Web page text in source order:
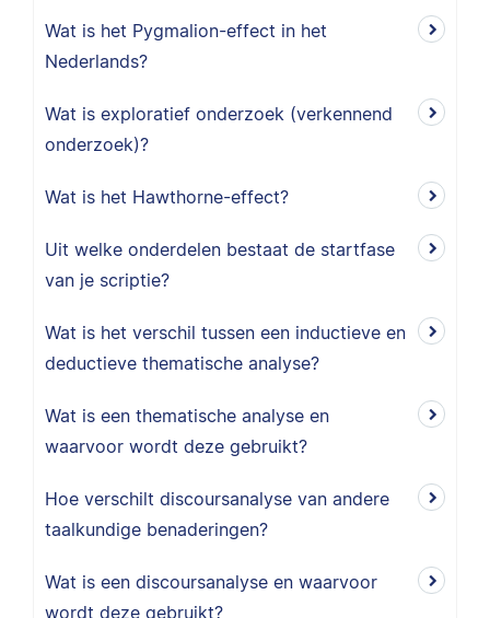
Wat is het Pygmalion-effect in het
Nederlands?
Wat is exploratief onderzoek (verkennend
onderzoek)?
Wat is het Hawthorne-effect?
Uit welke onderdelen bestaat de startfase
van je scriptie?
Wat is het verschil tussen een inductieve en
deductieve thematische analyse?
Wat is een thematische analyse en
waarvoor wordt deze gebruikt?
Hoe verschilt discoursanalyse van andere
taalkundige benaderingen?
Wat is een discoursanalyse en waarvoor
wordt deze gebruikt?